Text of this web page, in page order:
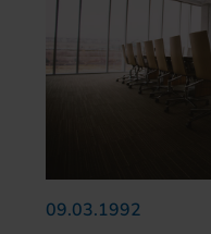
09.03.1992